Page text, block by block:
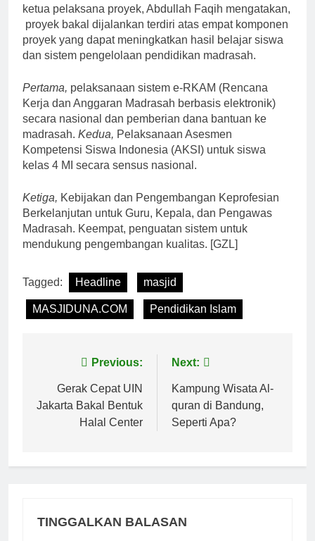
ketua pelaksana proyek, Abdullah Faqih mengatakan,
proyek bakal dijalankan terdiri atas empat komponen
proyek yang dapat meningkatkan hasil belajar siswa
dan sistem pengelolaan pendidikan madrasah.
Pertama, pelaksanaan sistem e-RKAM (Rencana
Kerja dan Anggaran Madrasah berbasis elektronik)
secara nasional dan pemberian dana bantuan ke
madrasah. Kedua, Pelaksanaan Asesmen
Kompetensi Siswa Indonesia (AKSI) untuk siswa
kelas 4 MI secara sensus nasional.
Ketiga, Kebijakan dan Pengembangan Keprofesian
Berkelanjutan untuk Guru, Kepala, dan Pengawas
Madrasah. Keempat, penguatan sistem untuk
mendukung pengembangan kualitas. [GZL]
Tagged: Headline masjid
MASJIDUNA.COM Pendidikan Islam
Navigasi
pos
Previous:
Gerak Cepat UIN
Jakarta Bakal Bentuk
Halal Center
Next:
Kampung Wisata Al-
quran di Bandung,
Seperti Apa?
TINGGALKAN BALASAN